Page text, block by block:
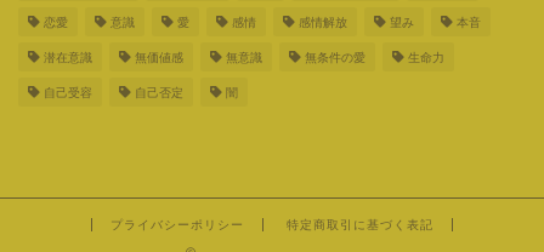
恋愛 意識 愛 感情 感情解放 望み 本音
潜在意識 無価値感 無意識 無条件の愛 生命力
自己受容 自己否定 闇
プライバシーポリシー 特定商取引に基づく表記